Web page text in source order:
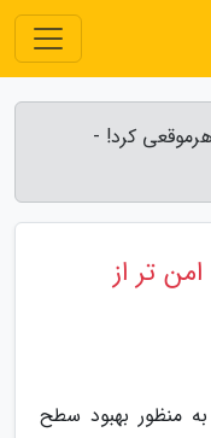
کرد! -
تر از
منظور بهبود سطح